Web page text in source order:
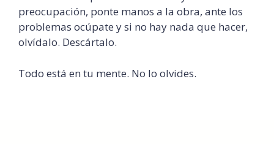
preocupación, ponte manos a la obra, ante los
problemas ocúpate y si no hay nada que hacer,
olvídalo. Descártalo.
Todo está en tu mente. No lo olvides.